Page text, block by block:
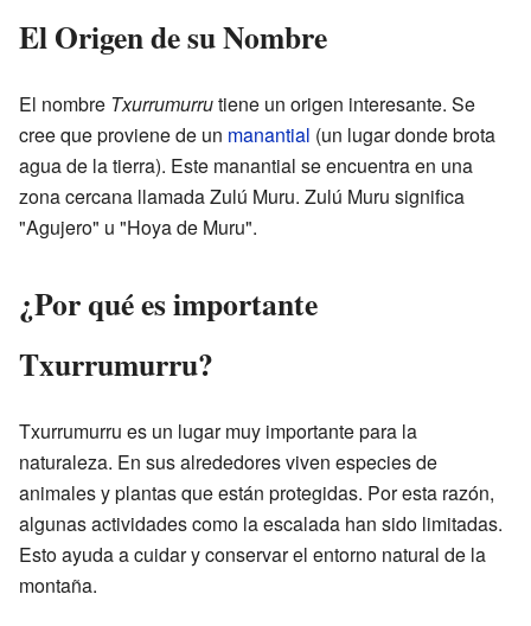
El Origen de su Nombre
El nombre Txurrumurrutiene un origen interesante. Se
cree que proviene de un manantial (un lugar donde brota
agua de la tierra). Este manantial se encuentra en una
zona cercana llamada Zulú Muru. Zulú Muru significa
"Agujero" u "Hoya de Muru".
¿Por qué es importante
Txurrumurru?
Txurrumurru es un lugar muy importante para la
naturaleza. En sus alrededores viven especies de
animales y plantas que están protegidas. Por esta razón,
algunas actividades como la escalada han sido limitadas.
Esto ayuda a cuidar y conservar el entorno natural de la
montaña.